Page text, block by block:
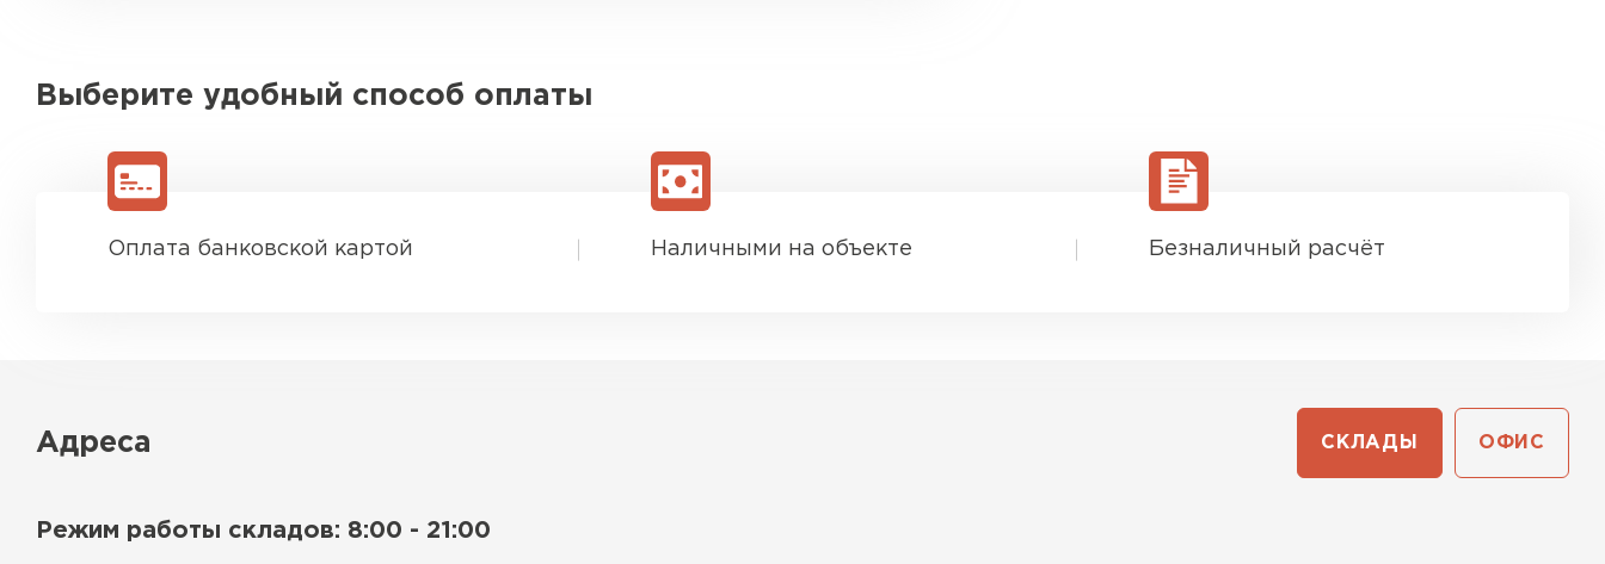
Выберите удобный способ оплаты
Оплата банковской картой Наличными на объекте Безналичный расчёт
Адреса СКЛАДЫ ОФИС
Режим работы складов: 8:00 - 21:00